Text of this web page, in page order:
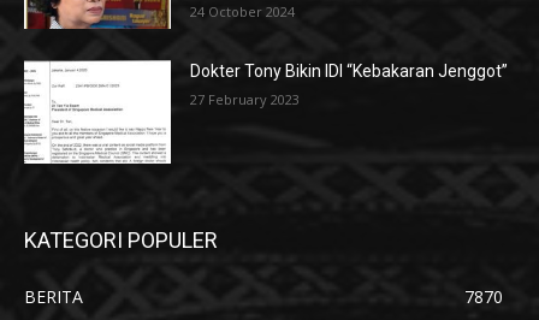
24 October 2024
Dokter Tony Bikin IDI “Kebakaran Jenggot”
27 February 2023
KATEGORI POPULER
BERITA
7870